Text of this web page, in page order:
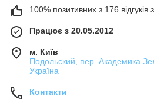
100% позитивних з 176 відгуків
Працює з 20.05.2012
м. Київ
Подольский, пер. Академика
Україна
Контакти